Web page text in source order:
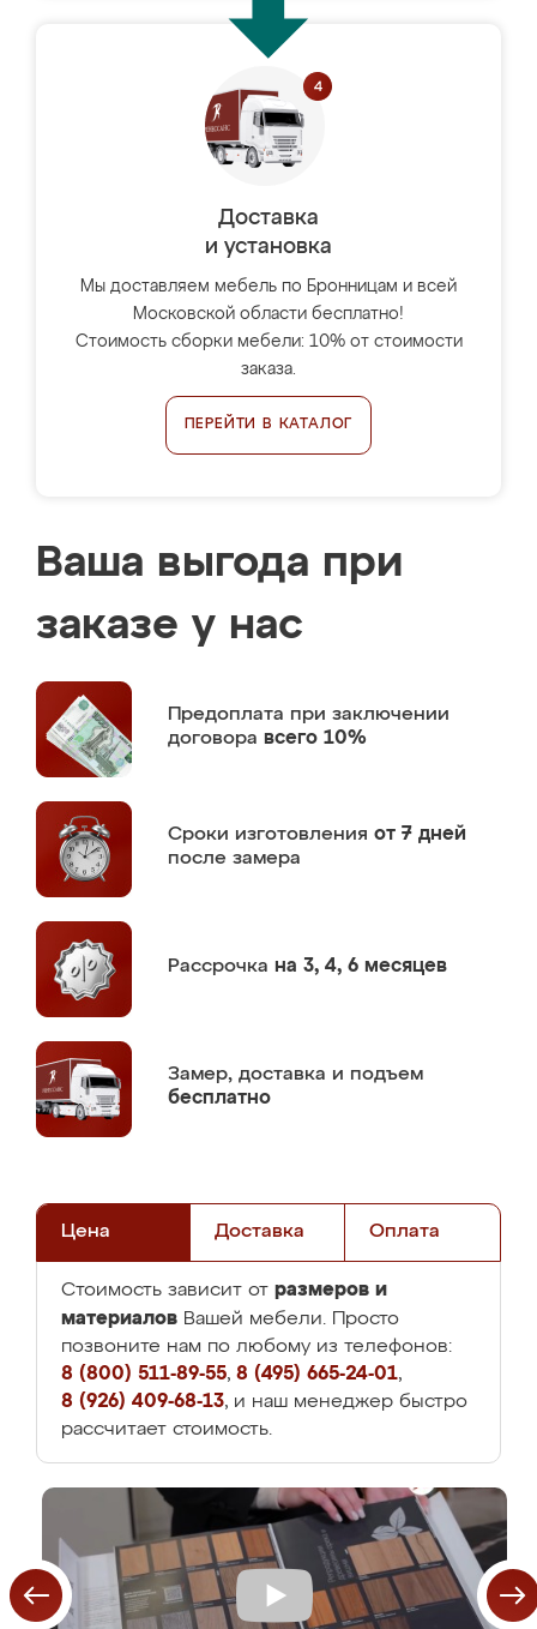
Доставка
и установка
Мы доставляем мебель по Бронницам и всей
Московской области бесплатно!
Стоимость сборки мебели: 10% от стоимости
заказа.
ПЕРЕЙТИ В КАТАЛОГ
Ваша выгода при
заказе у нас
Предоплата при заключении
договора всего 10%
Сроки изготовления от 7 дней
после замера
Рассрочка на 3, 4, 6 месяцев
Замер, доставка и подъем
бесплатно
Цена Доставка Оплата
Стоимость зависит от размеров и
материалов Вашей мебели. Просто
позвоните нам по любому из телефонов:
8 (800) 511-89-55, 8 (495) 665-24-01,
8 (926) 409-68-13, и наш менеджер быстро
рассчитает стоимость.